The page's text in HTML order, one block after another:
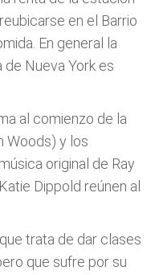
en el Barrio
En general la
Nueva York es
al comienzo de la
Woods) y los
original de Ray
Dippold reúnen al
trata de dar clases
que sufre por su